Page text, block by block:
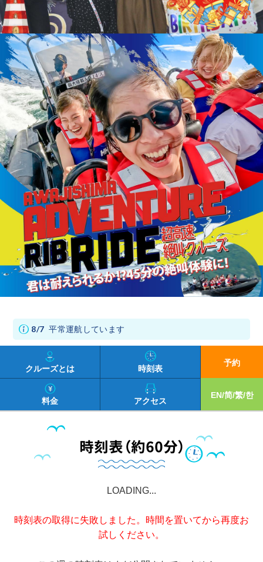
8/7 平常運航しています
クルーズとは 時刻表
料金 アクセス
予約
EN/简/繁/한
LOADING...
時刻表の取得に失敗しました。時間を置いてから再度お
試しください。